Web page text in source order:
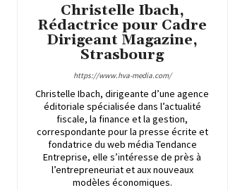
Christelle Ibach,
Rédactrice pour Cadre
Dirigeant Magazine,
Strasbourg
https://www.hva-media.com/
Christelle Ibach, dirigeante d’une agence
éditoriale spécialisée dans l’actualité
fiscale, la finance et la gestion,
correspondante pour la presse écrite et
fondatrice du web média Tendance
Entreprise, elle s’intéresse de près à
l’entrepreneuriat et aux nouveaux
modèles économiques.